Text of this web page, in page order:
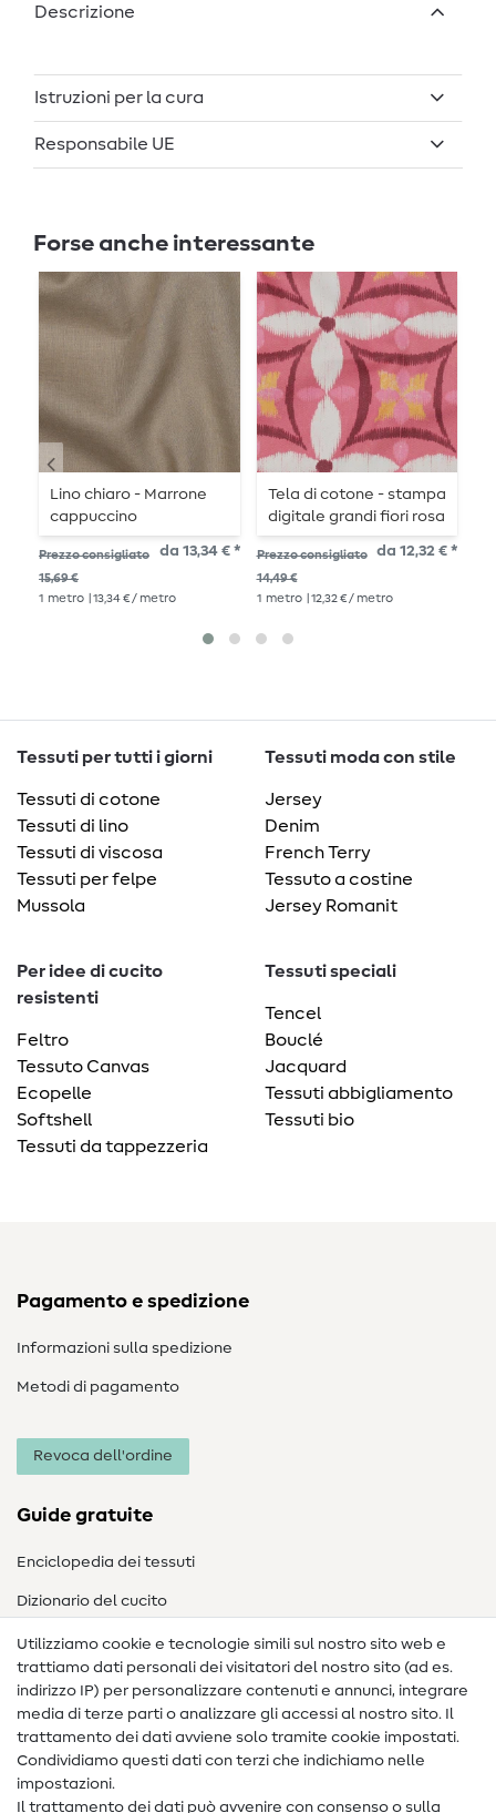
Descrizione
Istruzioni per la cura
Responsabile UE
Forse anche interessante
Lino chiaro - Marrone
cappuccino
Prezzo consigliato
15,69 €
da 13,34 € *
1 metro | 13,34 € / metro
Tela di cotone - stampa
digitale grandi fiori rosa
antico
Prezzo consigliato
14,49 €
da 12,32 € *
1 metro | 12,32 € / metro
Tessuti per tutti i giorni
Tessuti di cotone
Tessuti di lino
Tessuti di viscosa
Tessuti per felpe
Mussola
Tessuti moda con stile
Jersey
Denim
French Terry
Tessuto a costine
Jersey Romanit
Per idee di cucito
resistenti
Feltro
Tessuto Canvas
Ecopelle
Softshell
Tessuti da tappezzeria
Tessuti speciali
Tencel
Bouclé
Jacquard
Tessuti abbigliamento
Tessuti bio
Pagamento e spedizione
Informazioni sulla spedizione
Metodi di pagamento
Revoca dell'ordine
Guide gratuite
Enciclopedia dei tessuti
Dizionario del cucito
Nähanleitungen
Assistenza e contatto
Contatto
Informazioni sul nuovo proprietario
Utilizziamo cookie e tecnologie simili sul nostro sito web e
trattiamo dati personali dei visitatori del nostro sito (ad es.
indirizzo IP) per personalizzare contenuti e annunci, integrare
media di terze parti o analizzare gli accessi al nostro sito. Il
trattamento dei dati avviene solo tramite cookie impostati.
Condividiamo questi dati con terzi che indichiamo nelle
impostazioni.
Il trattamento dei dati può avvenire con consenso o sulla